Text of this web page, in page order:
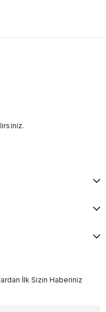
İlk Sizin Haberiniz